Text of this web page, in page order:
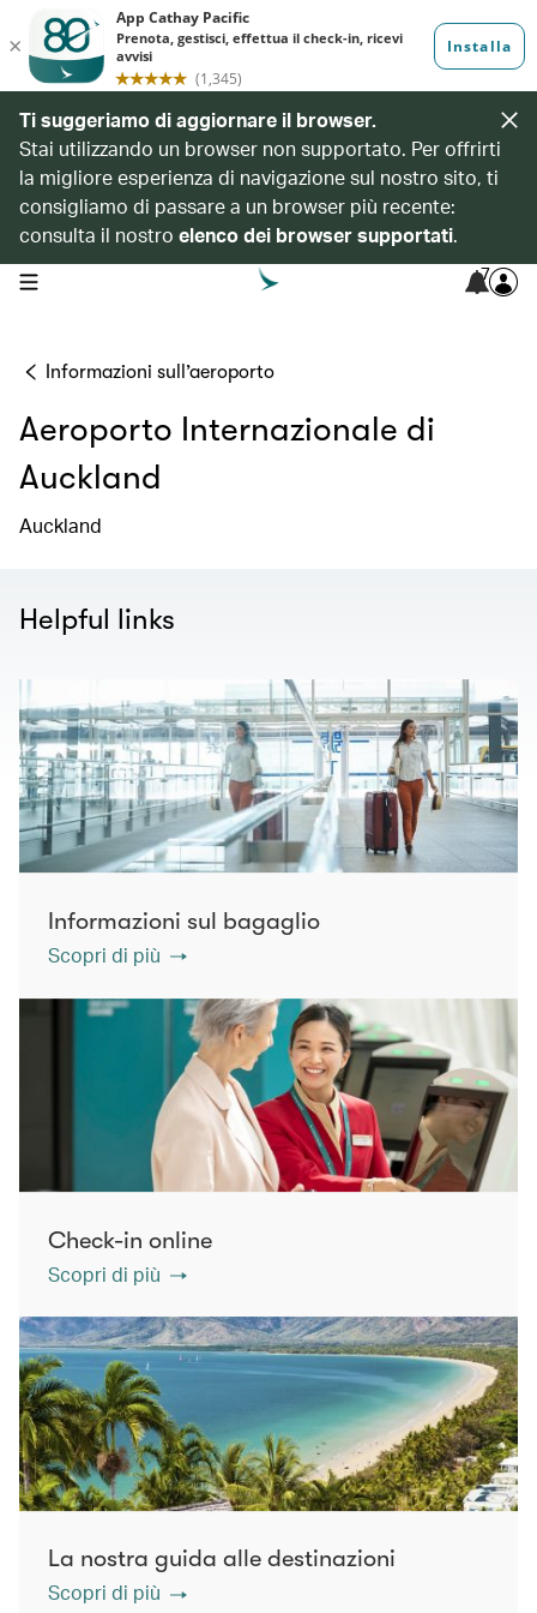
Ti suggeriamo di aggiornare il browser.
Stai utilizzando un browser non supportato. Per offrirti
la migliore esperienza di navigazione sul nostro sito, ti
consigliamo di passare a un browser più recente:
consulta il nostro elenco dei browser supportati.
open navigation menu 7
Informazioni sull’aeroporto
Aeroporto Internazionale di
Auckland
Auckland
Helpful links
Informazioni sul bagaglio
Scopri di più
Check-in online
Scopri di più
La nostra guida alle destinazioni
Scopri di più